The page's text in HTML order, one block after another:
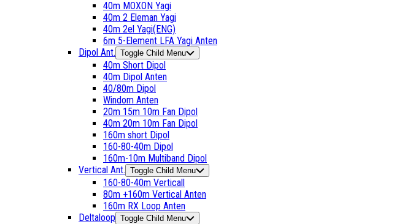
40m MOXON Yagi
40m 2 Eleman Yagi
40m 2el Yagi(ENG)
6m 5-Element LFA Yagi Anten
Dipol Ant. Toggle Child Menu
40m Short Dipol
40m Dipol Anten
40/80m Dipol
Windom Anten
20m 15m 10m Fan Dipol
40m 20m 10m Fan Dipol
160m short Dipol
160-80-40m Dipol
160m-10m Multiband Dipol
Vertical Ant. Toggle Child Menu
160-80-40m Verticall
80m +160m Vertical Anten
160m RX Loop Anten
Deltaloop Toggle Child Menu